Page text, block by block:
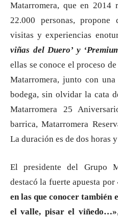
Matarromera, que en
22.000 personas,
visitas y experiencias
viñas del Duero’ y
ellas se conoce el proceso
Matarromera, junto con
bodega, sin olvidar la cata
Matarromera 25
barrica, Matarromera
La duración es de dos horas
El presidente del Grupo
destacó la fuerte apuesta por
en las que conocer
el valle, pisar el viñedo…»